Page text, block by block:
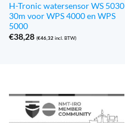
H-Tronic watersensor WS 5030
30m voor WPS 4000 en WPS
5000
€38,28 (€46,32incl. BTW)